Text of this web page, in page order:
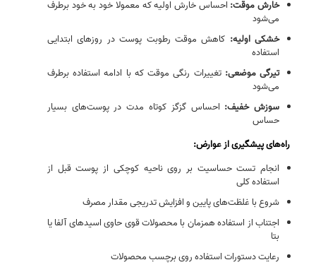
خارش موقت: احساس خارش اولیه که معمولا خود به‌ خود برطرف
می‌شود
خشکی اولیه: کاهش موقت رطوبت پوست در روزهای ابتدایی
استفاده
تیرگی موضعی: تغییرات رنگی موقت که با ادامه استفاده برطرف
می‌شود
سوزش خفیف: احساس گزگز کوتاه‌ مدت در پوست‌های بسیار
حساس
راه‌های پیشگیری از عوارض:
انجام تست حساسیت بر روی ناحیه کوچکی از پوست قبل از
استفاده کلی
شروع با غلظت‌های پایین و افزایش تدریجی مقدار مصرف
اجتناب از استفاده همزمان با محصولات قوی حاوی اسیدهای آلفا یا
بتا
رعایت دستورات استفاده روی برچسب محصولات